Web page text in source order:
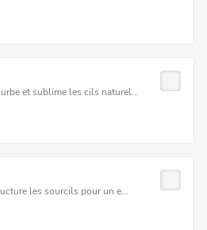
et sublime les cils naturel...
les sourcils pour un e...